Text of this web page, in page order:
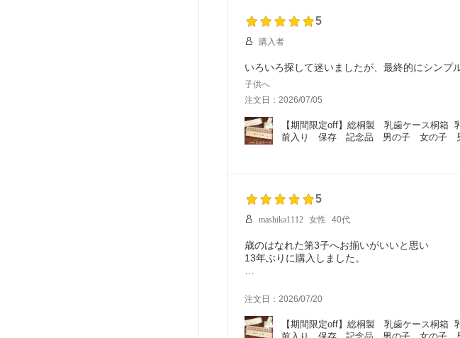
5
購入者
いろいろ探して迷いましたが、最終的にシンプ
子供へ
注文日：2026/07/05
【期間限定off】総桐製　乳歯ケース桐箱
前入り　保存　記念品　男の子　女の子
5
mashika1112 女性 40代
歳のはなれた第3子へお揃いがいいと思い
13年ぶりに購入しました。
サイズも当時のものより2/3くらいのコンパクト
とどいた時はあまりに小さくてビックリしたので
場所をとらずにいいと思います。
注文日：2026/07/20
【期間限定off】総桐製　乳歯ケース桐箱